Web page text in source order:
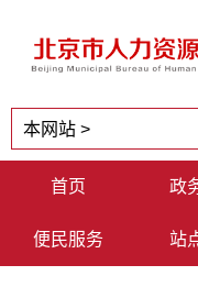
首页 政
便民服务 站